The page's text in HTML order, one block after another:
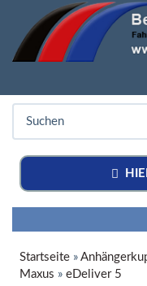
Startseite »
Maxus » eDeliver 5